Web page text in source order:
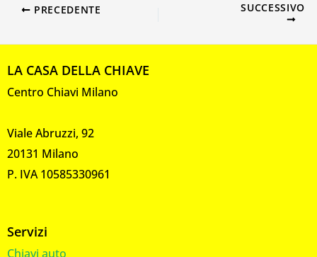
PRECEDENTE SUCCESSIVO
LA CASA DELLA CHIAVE
Centro Chiavi Milano
Viale Abruzzi, 92
20131 Milano
P. IVA 10585330961
Servizi
Chiavi auto